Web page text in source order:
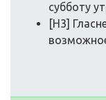
субботу
[H3]